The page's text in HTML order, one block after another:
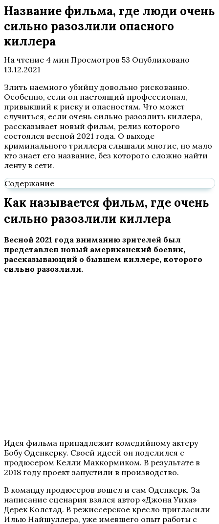
Название фильма, где люди очень
сильно разозлили опасного
киллера
На чтение 4 мин Просмотров 53 Опубликовано
13.12.2021
Злить наемного убийцу довольно рискованно.
Особенно, если он настоящий профессионал,
привыкший к риску и опасностям. Что может
случиться, если очень сильно разозлить киллера,
рассказывает новый фильм, релиз которого
состоялся весной 2021 года. О выходе
криминального триллера слышали многие, но мало
кто знает его название, без которого сложно найти
ленту в сети.
Содержание
Как называется фильм, где очень
сильно разозлили киллера
Весной 2021 года вниманию зрителей был
представлен новый американский боевик,
рассказывающий о бывшем киллере, которого
сильно разозлили.
Идея фильма принадлежит комедийному актеру
Бобу Оденкерку. Своей идеей он поделился с
продюсером Келли Маккормиком. В результате в
2018 году проект запустили в производство.
В команду продюсеров вошел и сам Оденкерк. За
написание сценария взялся автор «Джона Уика»
Дерек Колстад. В режиссерское кресло пригласили
Илью Найшуллера, уже имевшего опыт работы с